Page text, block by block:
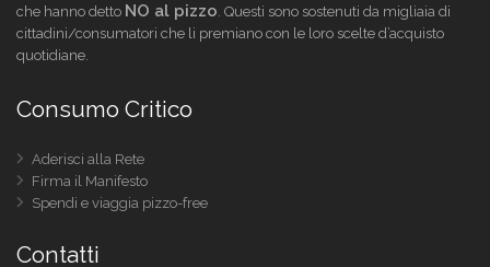
che hanno detto NO al pizzo. Questi sono sostenuti da migliaia di
cittadini/consumatori che li premiano con le loro scelte d’acquisto
quotidiane.
Consumo Critico
Aderisci alla Rete
Firma il Manifesto
Spendi e viaggia pizzo-free
Contatti